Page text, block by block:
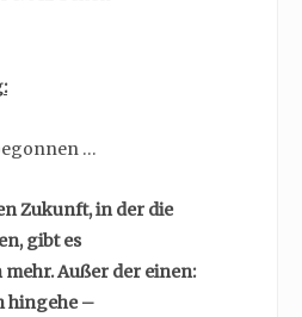
…
Zukunft, in der die
gibt es
Außer der einen:
hingehe –